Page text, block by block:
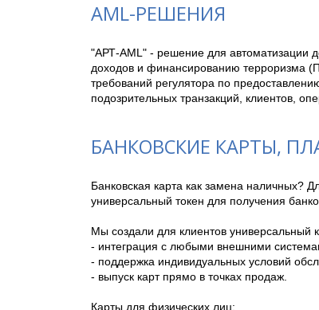
AML-РЕШЕНИЯ
"АРТ-AML" - решение для автоматизации
доходов и финансированию терроризма
требований регулятора по
подозрительных транзакций, клиентов,
БАНКОВСКИЕ КАРТЫ,
Банковская карта как замена наличных?
универсальный токен для получения
Мы создали для клиентов универсальный
- интеграция с любыми внешними
- поддержка индивидуальных условий
- выпуск карт прямо в точках продаж.
Карты для физических лиц: